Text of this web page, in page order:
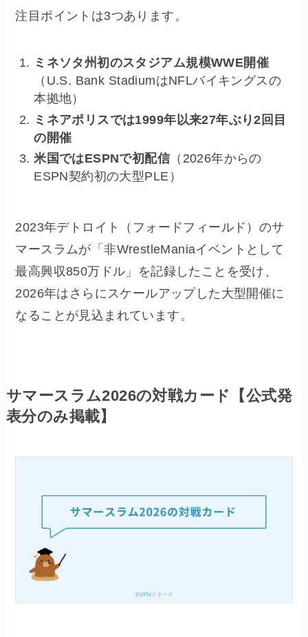
注目ポイントは3つあります。
ミネソタ州初のスタジアム規模WWE開催
（U.S. Bank StadiumはNFLバイキングスの
本拠地）
ミネアポリスでは1999年以来27年ぶり2回目
の開催
米国ではESPNで初配信（2026年からの
ESPN契約初の大型PLE）
2023年デトロイト（フォードフィールド）のサ
マースラムが「非WrestleManiaイベントとして
最高興収850万ドル」を記録したことを受け、
2026年はさらにスケールアップした大型開催に
なることが見込まれています。
サマースラム2026の対戦カード【公式発
表分のみ掲載】